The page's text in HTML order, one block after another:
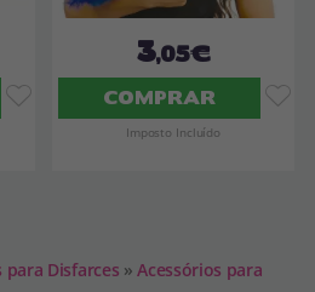
3,05€
COMPRAR
Imposto Incluído
para Disfarces » Acessórios para